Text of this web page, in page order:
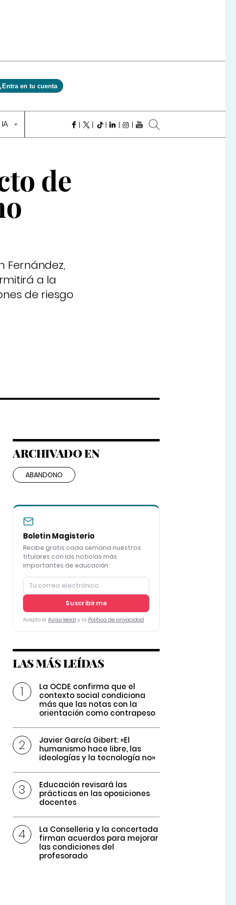
Entra en tu cuenta
de
Fernández,
a la
de riesgo
ARCHIVADO EN
ABANDONO
Boletín Magisterio
Recibe gratis cada semana nuestros
titulares con las noticias más
importantes de educación
Suscribirme
Acepto el Aviso legal y la Política de privacidad
LAS MÁS LEÍDAS
La OCDE confirma que el
contexto social condiciona
más que las notas con la
orientación como contrapeso
Javier García Gibert: «El
humanismo hace libre, las
ideologías y la tecnología no»
Educación revisará las
prácticas en las oposiciones
docentes
La Conselleria y la concertada
firman acuerdos para mejorar
las condiciones del
profesorado